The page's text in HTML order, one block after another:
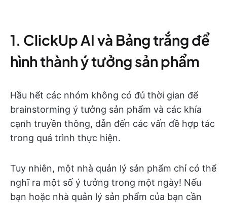
1. ClickUp AI và Bảng trắng để
hình thành ý tưởng sản phẩm
Hầu hết các nhóm không có đủ thời gian để
brainstorming ý tưởng sản phẩm và các khía
cạnh truyền thông, dẫn đến các vấn đề hợp tác
trong quá trình thực hiện.
Tuy nhiên, một nhà quản lý sản phẩm chỉ có thể
nghĩ ra một số ý tưởng trong một ngày! Nếu
bạn hoặc nhà quản lý sản phẩm của bạn cần